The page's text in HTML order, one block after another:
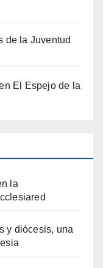
de la Juventud
El Espejo de la
la
y diócesis, una